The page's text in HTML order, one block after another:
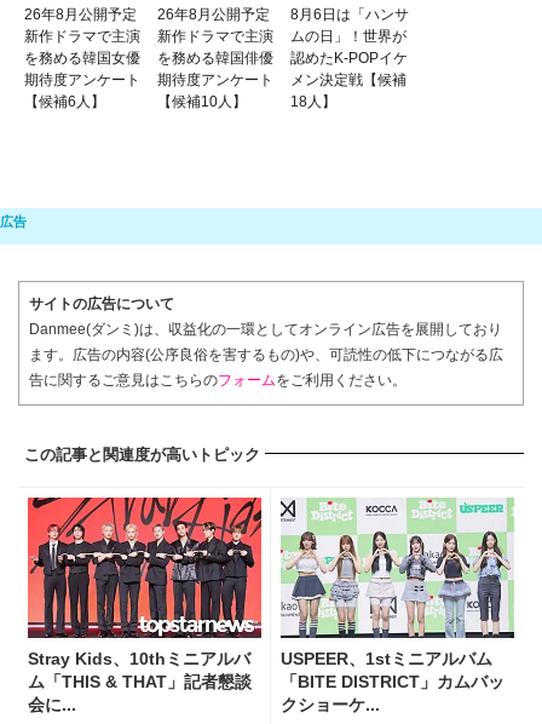
26年8月公開予定
新作ドラマで主演
を務める韓国女優
期待度アンケート
【候補6人】
26年8月公開予定
新作ドラマで主演
を務める韓国俳優
期待度アンケート
【候補10人】
8月6日は「ハンサ
ムの日」！世界が
認めたK-POPイケ
メン決定戦【候補
18人】
サイトの広告について
Danmee(ダンミ)は、収益化の一環としてオンライン広告を展開しており
ます。広告の内容(公序良俗を害するもの)や、可読性の低下につながる広
告に関するご意見はこちらのフォームをご利用ください。
この記事と関連度が高いトピック
Stray Kids、10thミニアルバ
ム「THIS & THAT」記者懇談
会に...
USPEER、1stミニアルバム
「BITE DISTRICT」カムバッ
クショーケ...